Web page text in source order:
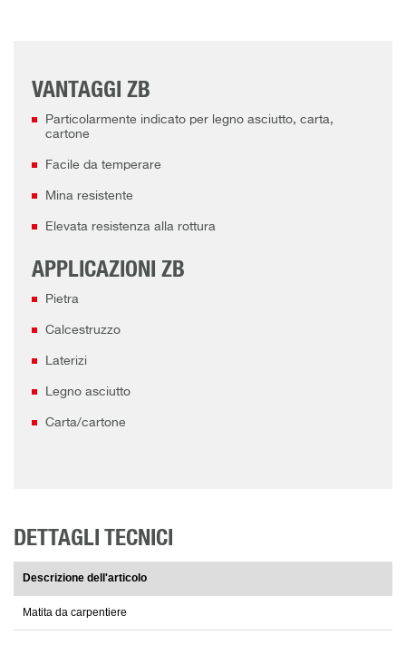
VANTAGGI ZB
Particolarmente indicato per legno asciutto, carta,
cartone
Facile da temperare
Mina resistente
Elevata resistenza alla rottura
APPLICAZIONI ZB
Pietra
Calcestruzzo
Laterizi
Legno asciutto
Carta/cartone
DETTAGLI TECNICI
Descrizione dell'articolo
Matita da carpentiere